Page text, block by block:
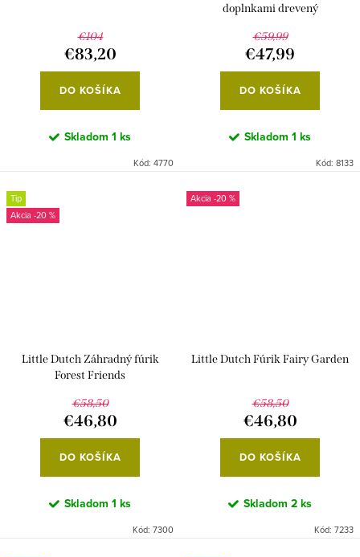
€104
€83,20
DO KOŠÍKA
Skladom 1 ks
Kód: 4770
doplnkami drevený
€59,99
€47,99
DO KOŠÍKA
Skladom 1 ks
Kód: 8133
Tip
-20 %
Little Dutch Záhradný fúrik
Forest Friends
€58,50
€46,80
DO KOŠÍKA
Skladom 1 ks
Kód: 7300
-20 %
Little Dutch Fúrik Fairy Garden
€58,50
€46,80
DO KOŠÍKA
Skladom 2 ks
Kód: 7233